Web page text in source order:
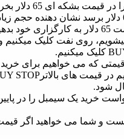
دلار هست. فکر میکنیم اگر قیمت به 65 دلار
که می خواهیم برای خرید
شود.